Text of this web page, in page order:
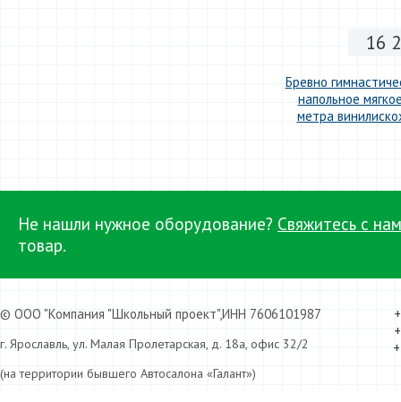
Бревно
напольное
метра
16
Не нашли нужное оборудование? Свяжитесь с
товар.
© ООО "Компания "Школьный проект",ИНН 7606101987
г. Ярославль, ул. Малая Пролетарская, д. 18а, офис 32/2
(на территории бывшего Автосалона «Галант»)